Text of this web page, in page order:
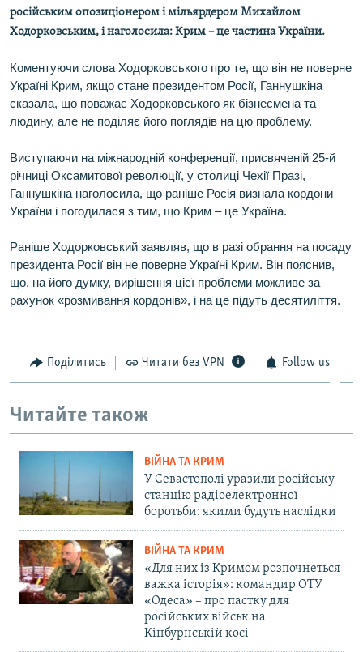
російським опозиціонером і мільярдером Михайлом
Ходорковським, і наголосила: Крим – це частина України.
Коментуючи слова Ходорковського про те, що він не поверне
Україні Крим, якщо стане президентом Росії, Ганнушкіна
сказала, що поважає Ходорковського як бізнесмена та
людину, але не поділяє його поглядів на цю проблему.
Виступаючи на міжнародній конференції, присвяченій 25-й
річниці Оксамитової революції, у столиці Чехії Празі,
Ганнушкіна наголосила, що раніше Росія визнала кордони
України і погодилася з тим, що Крим – це Україна.
Раніше Ходорковський заявляв, що в разі обрання на посаду
президента Росії він не поверне Україні Крим. Він пояснив,
що, на його думку, вирішення цієї проблеми можливе за
рахунок «розмивання кордонів», і на це підуть десятиліття.
Поділитись Читати без VPN Follow us
Читайте також
ВІЙНА ТА КРИМ
У Севастополі уразили російську
станцію радіоелектронної
боротьби: якими будуть наслідки
ВІЙНА ТА КРИМ
«Для них із Кримом розпочнеться
важка історія»: командир ОТУ
«Одеса» – про пастку для
російських військ на
Кінбурнській косі